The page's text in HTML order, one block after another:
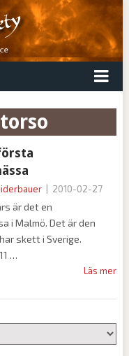
2010-02-27
är det en
i Malmö. Det är den
skett i Sverige.
Läs mer